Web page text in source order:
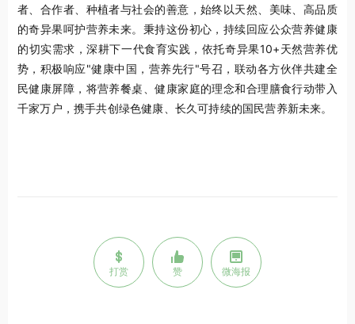
者、合作者、种植者与社会的善意，始终以天然、美味、高品质
的奇异果呵护营养未来。秉持这份初心，持续回应公众营养健康
的切实需求，深耕下一代食育实践，依托奇异果10+天然营养优
势，积极响应"健康中国，营养先行"号召，联动各方伙伴共建全
民健康屏障，将营养餐桌、健康家庭的理念和合理膳食行动带入
千家万户，携手共创绿色健康、长久可持续的国民营养新未来。
打赏 赞 微海报